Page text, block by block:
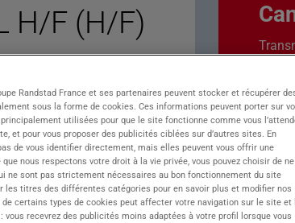
H/F (H/F)
opportunités en intérim
Profitez de notre
ville d'innovation et
un fort engagement
êtes
Randstad France et ses partenaires peuvent stocker et récupérer
sous la forme de cookies. Ces informations peuvent porter sur
utilisées pour que le site fonctionne comme vous
et pour vous proposer des publicités ciblées sur d’autres sites. En
de vous identifier directement, mais elles peuvent vous offrir une
nous respectons votre droit à la vie privée, vous pouvez choisir de ne
ne sont pas strictement nécessaires au bon fonctionnement du site
les titres des différentes catégories pour en savoir plus et modifier nos
certains types de cookies peut affecter votre navigation sur le site et
vous recevrez des publicités moins adaptées à votre profil lorsque vous